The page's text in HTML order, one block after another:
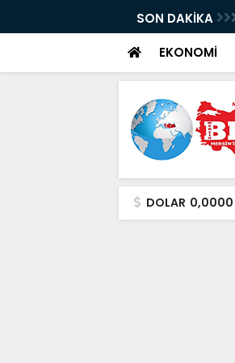
SON DAKİKA
EKONOMİ
DOLAR 0,0000